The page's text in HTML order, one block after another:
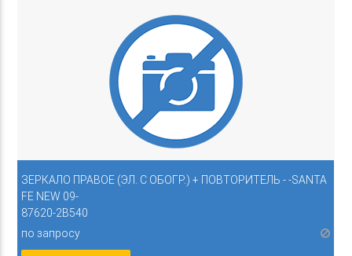
ЗЕРКАЛО ПРАВОЕ (ЭЛ. С ОБОГР.) + ПОВТОРИТЕЛЬ - -SANTA
FE NEW 09-
87620-2B540
по запросу